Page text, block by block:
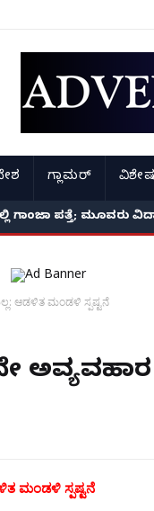
ಗ್ಲಾಮರ್ ವಿಶೇಷ
ಗಾಂಜಾ ಪತ್ತೆ; ಮೂವರು
ಆಡಳಿತ ಮಂಡಳಿ ಸ್ಪಷ್ಟನೆ
ಮಂಡಳಿ ಸ್ಪಷ್ಟನೆ